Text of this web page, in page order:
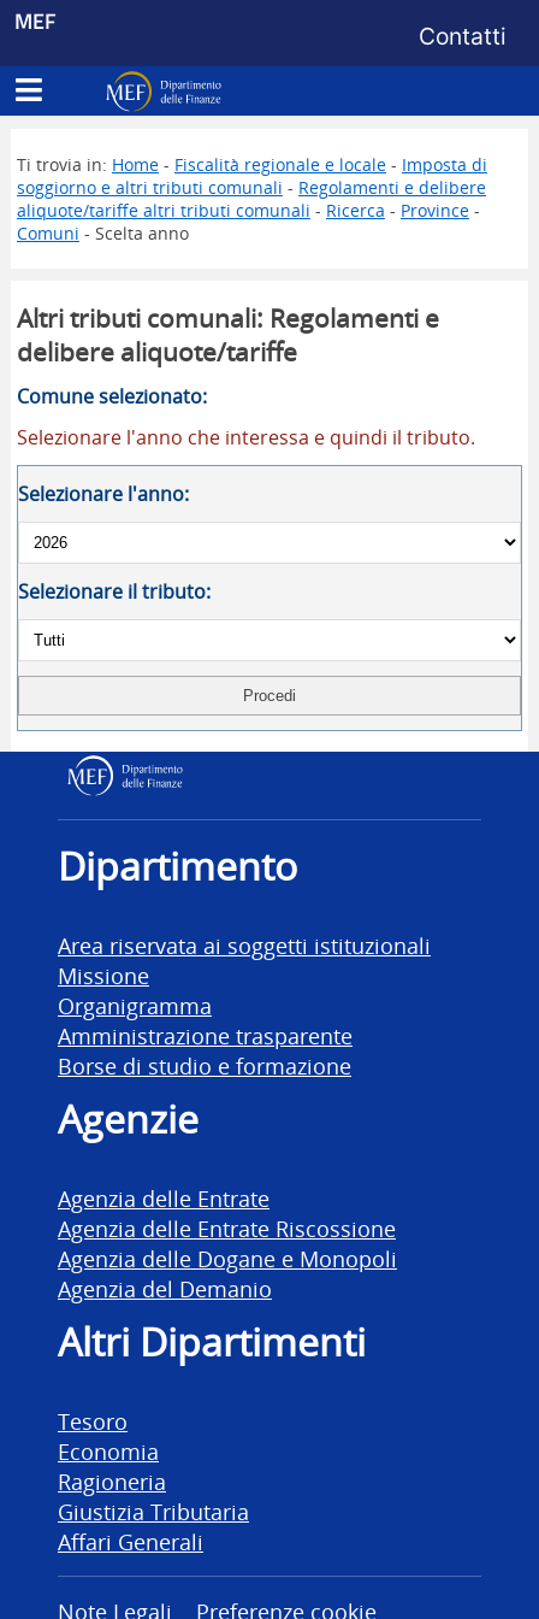
MEF Menu di
Contatti
Apri menu principale
Dipartimento delle Finanze
Ti trovia in: Home- Fiscalità regionale e locale- Imposta di
soggiorno e altri tributi comunali - Regolamenti e delibere
aliquote/tariffe altri tributi comunali - Ricerca - Province-
Comuni - Scelta anno
Altri tributi comunali: Regolamenti e
delibere aliquote/tariffe
Comune selezionato:
Selezionare l'anno che interessa e quindi il tributo.
Selezionare l'anno:
Selezionare il tributo:
Dipartimento delle
Dipartimento
Area riservata ai soggetti istituzionali
Missione
Organigramma
Amministrazione trasparente
Borse di studio e formazione
Agenzie
Agenzia delle Entrate
Agenzia delle Entrate Riscossione
Agenzia delle Dogane e Monopoli
Agenzia del Demanio
Altri Dipartimenti
Tesoro
Economia
Ragioneria
Giustizia Tributaria
Affari Generali
Note Legali Preferenze cookie